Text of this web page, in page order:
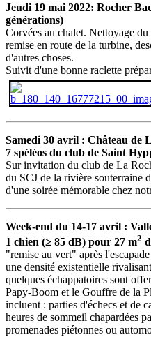
Jeudi 19 mai 2022: Rocher
générations)
Corvées au chalet. Nettoyage
remise en route de la turbine,
d'autres choses.
Suivit d'une bonne raclette
Samedi 30 avril : Château de
7 spéléos du club de Saint
Sur invitation du club de La
du SCJ de la rivière souterraine
d'une soirée mémorable chez
Week-end du 14-17 avril :
1 chien (≥ 85 dB) pour 27 m2
"remise au vert" après
une densité existentielle
quelques échappatoires sont
Papy-Boom et le Gouffre de la
incluent : parties d'échecs et de
heures de sommeil chapardées
promenades piétonnes ou